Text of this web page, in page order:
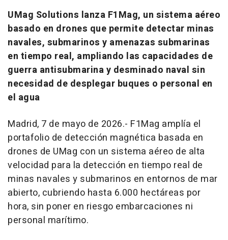
UMag Solutions lanza F1Mag, un sistema aéreo
basado en drones que permite detectar minas
navales, submarinos y amenazas submarinas
en tiempo real, ampliando las capacidades de
guerra antisubmarina y desminado naval sin
necesidad de desplegar buques o personal en
el agua
Madrid, 7 de mayo de 2026.- F1Mag amplía el
portafolio de detección magnética basada en
drones de UMag con un sistema aéreo de alta
velocidad para la detección en tiempo real de
minas navales y submarinos en entornos de mar
abierto, cubriendo hasta 6.000 hectáreas por
hora, sin poner en riesgo embarcaciones ni
personal marítimo.